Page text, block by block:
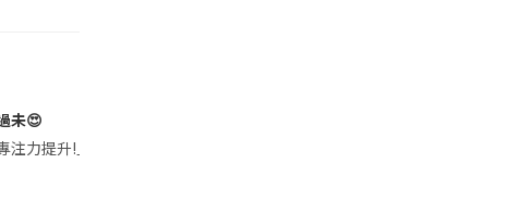
明明攜帶的行動電源機身已標示「10000mAh」，卻仍被要求當場
渴！除了解暑，冬瓜仲有好多鮮為人知嘅好處：減肥、消水腫、降血
未😍
注力提升!｣ 長時間對住電腦､剪片寫稿,成日覺得眼睛乾澀､腦袋好似｢斷